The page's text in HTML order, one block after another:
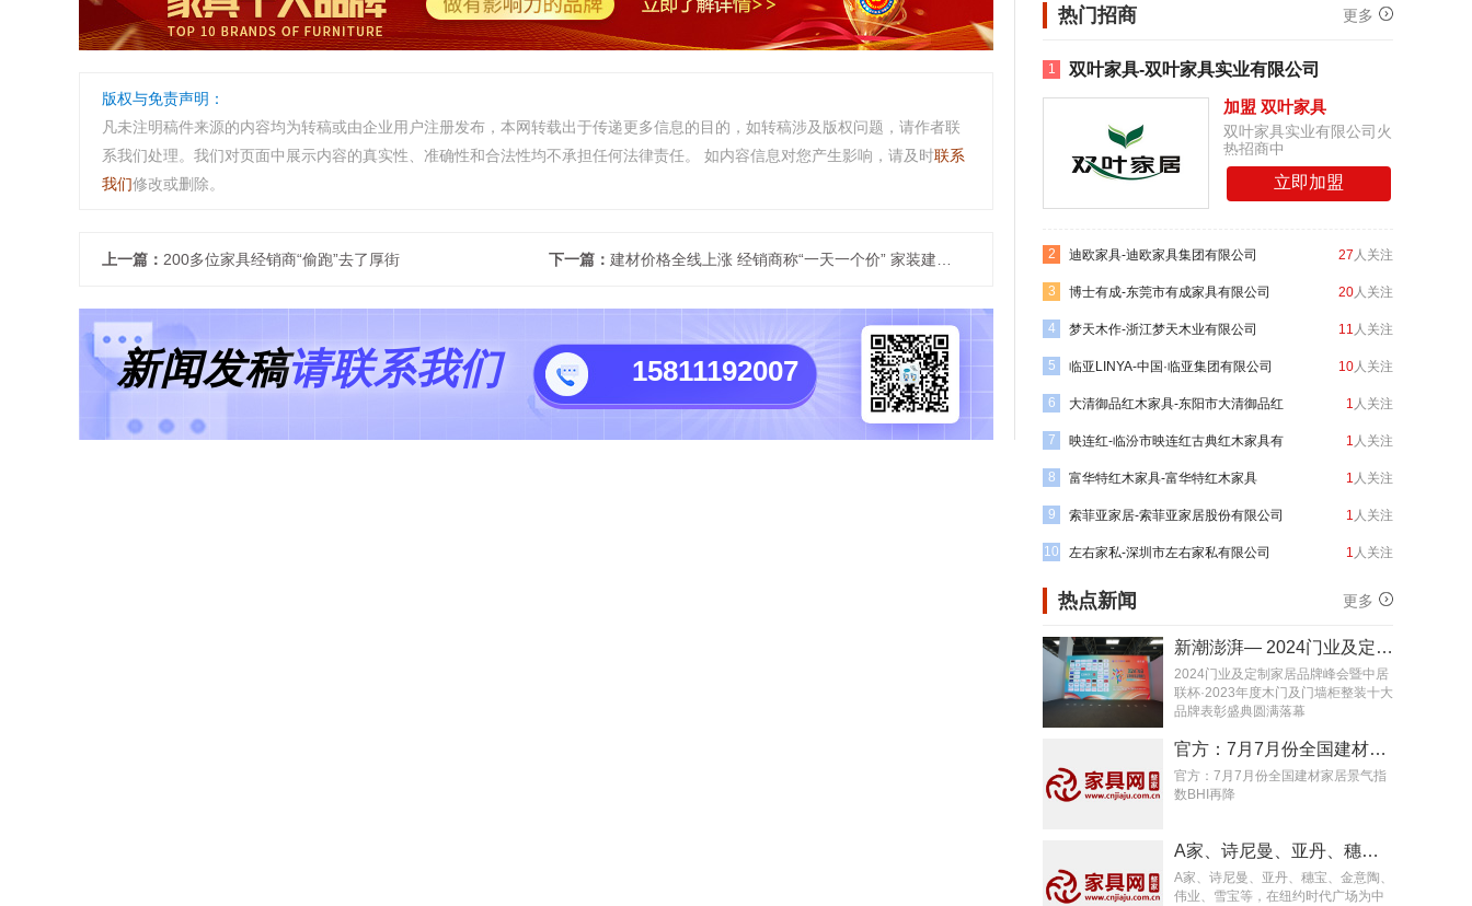
版权与免责声明：
凡未注明稿件来源的内容均为转稿或由企业用户注册发布，本网转载出于传递更多信息的目的，如转稿涉及版权问题，请作者联
系我们处理。我们对页面中展示内容的真实性、准确性和合法性均不承担任何法律责任。 如内容信息对您产生影响，请及时联系
我们修改或删除。
上一篇： 200多位家具经销商“偷跑”去了厚街 下一篇： 建材价格全线上涨 经销商称“一天一个价” 家装建材市场现状
新闻发稿请联系我们 15811192007
热门招商 更多
1
双叶家具-双叶家具实业有限公司
加盟 双叶家具
双叶家具实业有限公司火
热招商中
立即加盟
2 迪欧家具-迪欧家具集团有限公司 27 人关注
3 博士有成-东莞市有成家具有限公司 20人关注
4 梦天木作-浙江梦天木业有限公司 11 人关注
5 临亚LINYA-中国·临亚集团有限公司 10人关注
6 大清御品红木家具-东阳市大清御品红
木家具有限公司
1 人关注
7 映连红-临汾市映连红古典红木家具有
限公司
1 人关注
8 富华特红木家具-富华特红木家具 1 人关注
9 索菲亚家居-索菲亚家居股份有限公司 1 人关注
10 左右家私-深圳市左右家私有限公司 1 人关注
热点新闻 更多
新潮澎湃— 2024门业及定制家居品牌峰会圆满落幕
2024门业及定制家居品牌峰会暨中居
联杯·2023年度木门及门墙柜整装十大
品牌表彰盛典圆满落幕
官方：7月7月份全国建材家居景气指数BHI再降
官方：7月7月份全国建材家居景气指
数BHI再降
A家、诗尼曼、亚丹、穗宝、金意陶、伟业、雪宝等，在纽约时代广场为中国奥运军团加油的家居品牌
A家、诗尼曼、亚丹、穗宝、金意陶、
伟业、雪宝等，在纽约时代广场为中